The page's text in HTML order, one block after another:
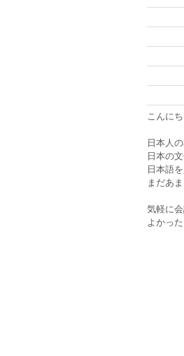
こんにち
日本人
日本の
日本語
まだあ
気軽に
よかっ